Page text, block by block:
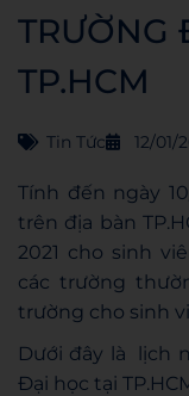
TRƯỜNG
TP.HCM
Tin Tức 12/01/
Tính đến ngày
trên địa bàn
2021 cho sinh
các trường
trường cho sinh
Dưới đây là
lịch
Đại học tại